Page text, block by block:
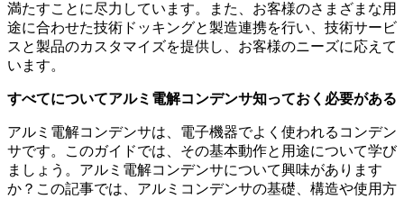
満たすことに尽力しています。また、お客様のさまざまな用
途に合わせた技術ドッキングと製造連携を行い、技術サービ
スと製品のカスタマイズを提供し、お客様のニーズに応えて
います。
すべてについてアルミ電解コンデンサ知っておく必要がある
アルミ電解コンデンサは、電子機器でよく使われるコンデン
サです。このガイドでは、その基本動作と用途について学び
ましょう。アルミ電解コンデンサについて興味があります
か？この記事では、アルミコンデンサの基礎、構造や使用方